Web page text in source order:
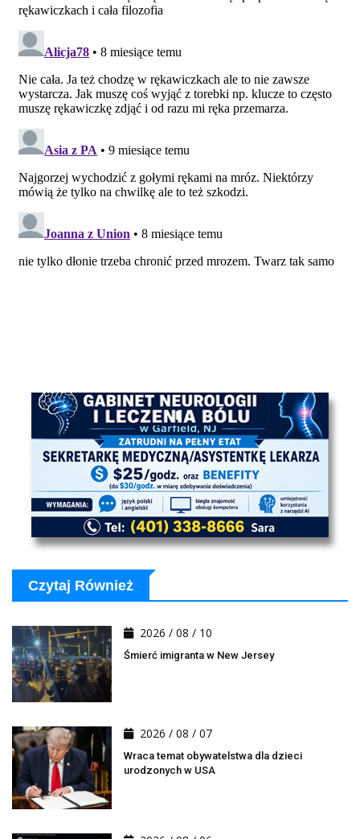
Czytaj Również
2026 / 08 / 10
Śmierć imigranta w New Jersey
2026 / 08 / 07
Wraca temat obywatelstwa dla dzieci
urodzonych w USA